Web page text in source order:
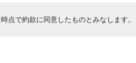
点で約款に同意したものとみなします。